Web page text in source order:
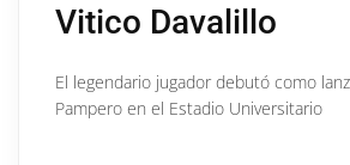
Vitico Davalillo
El legendario jugador debutó como
Pampero en el Estadio Universitario